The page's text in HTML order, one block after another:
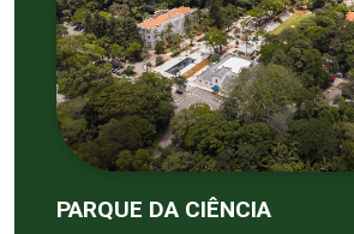
PARQUE DA CIÊNCIA